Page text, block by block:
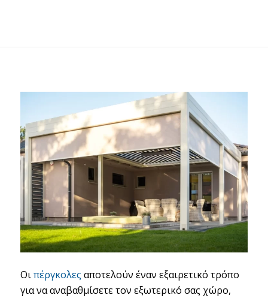
Οιπέργκολες αποτελούν έναν εξαιρετικό τρόπο
για να αναβαθμίσετε τον εξωτερικό σας χώρο,